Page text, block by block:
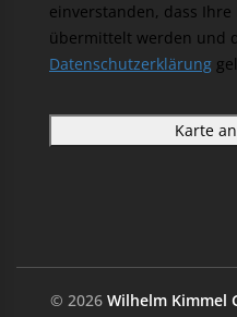
einverstanden, dass Ihre
übermittelt werden und
Datenschutzerklärung
© 2026 Wilhelm Kimmel